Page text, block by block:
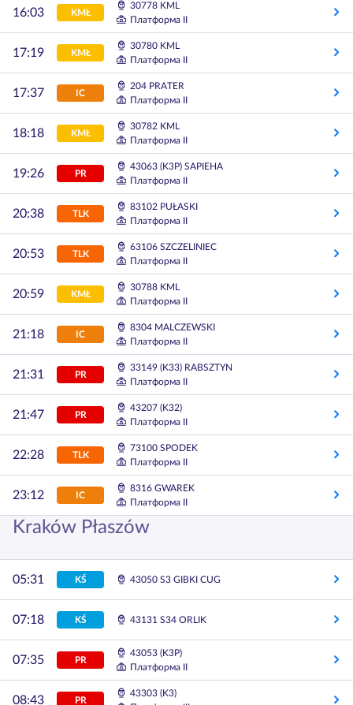
16:03 KMŁ
30778 KML
Платформа II
17:19 KMŁ
30780 KML
Платформа II
17:37 IC
204 PRATER
Платформа II
18:18 KMŁ
30782 KML
Платформа II
19:26 PR
43063 (K3P) SAPIEHA
Платформа II
20:38 TLK
83102 PUŁASKI
Платформа II
20:53 TLK
63106 SZCZELINIEC
Платформа II
20:59 KMŁ
30788 KML
Платформа II
21:18 IC
8304 MALCZEWSKI
Платформа II
21:31 PR
33149 (K33) RABSZTYN
Платформа II
21:47 PR
43207 (K32)
Платформа II
22:28 TLK
73100 SPODEK
Платформа II
23:12 IC
8316 GWAREK
Платформа II
Kraków Płaszów
05:31 KŚ 43050 S3 GIBKI CUG
07:18 KŚ 43131 S34 ORLIK
07:35 PR
43053 (K3P)
Платформа II
08:43 PR
43303 (K3)